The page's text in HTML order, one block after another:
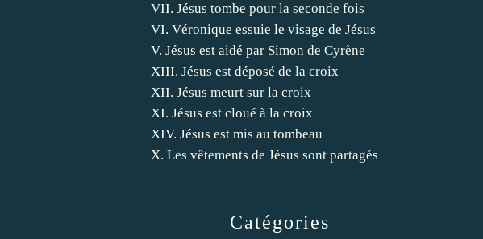
Catégories
VII. Jésus tombe pour la seconde fois
VI. Véronique essuie le visage de Jésus
V. Jésus est aidé par Simon de Cyrène
XIII. Jésus est déposé de la croix
XII. Jésus meurt sur la croix
XI. Jésus est cloué à la croix
XIV. Jésus est mis au tombeau
X. Les vêtements de Jésus sont partagés